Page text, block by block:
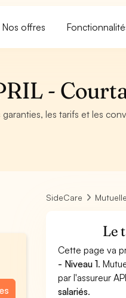
Nos offres
-
les tarifs et les
SideCare
Le
Cette page va
- Niveau 1.
par l'assureur
salariés.